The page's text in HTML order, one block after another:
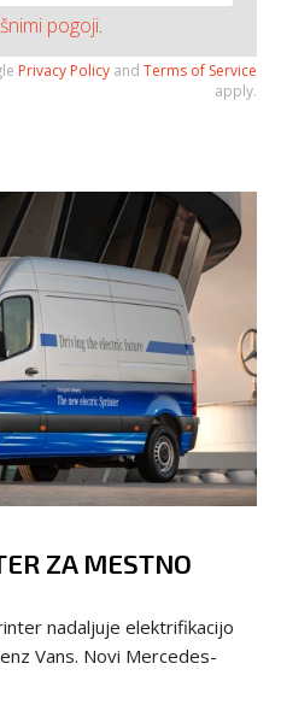
pogoji.
Privacy Policy and Terms of Service
apply.
ZA MESTNO
nadaljuje elektrifikacijo
Vans. Novi Mercedes-